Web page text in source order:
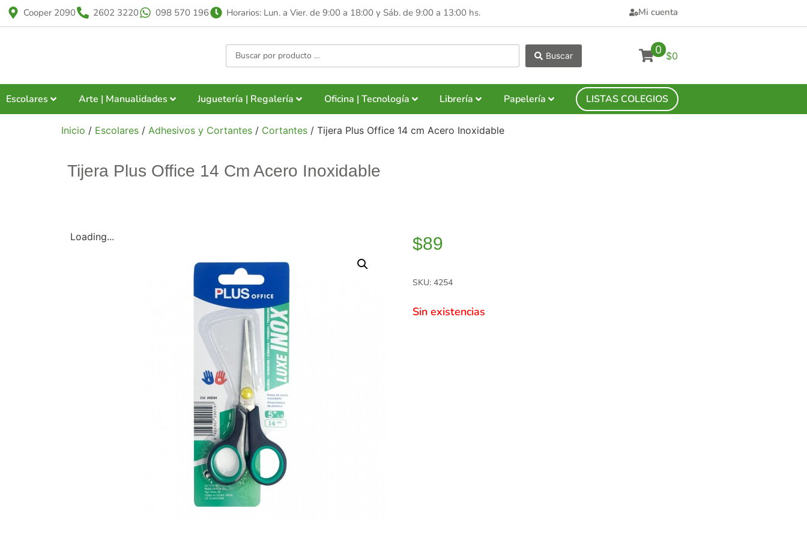
Cooper 2090 2602 3220 098 570 196 Horarios: Lun. a Vier. de 9:00 a 18:00 y Sáb. de 9:00 a 13:00 hs. Mi cuenta
Buscar 0 $0
Escolares Arte | Manualidades Juguetería | Regalería Oficina | Tecnología Librería Papelería LISTAS COLEGIOS
Inicio / Escolares / Adhesivos y Cortantes / Cortantes / Tijera Plus Office 14 cm Acero Inoxidable
Tijera Plus Office 14 Cm Acero Inoxidable
Loading... $89
SKU: 4254
Sin existencias